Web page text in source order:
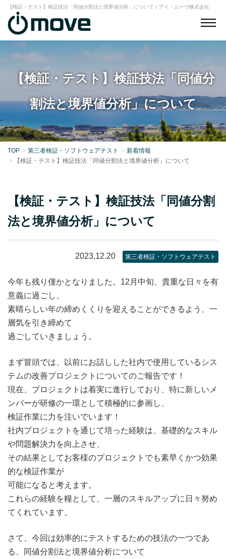
【検証・テスト】検証技法「同値分割法と境界値分析」について｜アイ・ムーヴ株式会社
【検証・テスト】検証技法「同値分
割法と境界値分析」について
TOP 第三者検証・ソフトウェアテスト
新着情報
【検証・テスト】検証技法「同値分割法と境界値分析」について
【検証・テスト】検証技法「同値分割
法と境界値分析」について
2023.12.20 第三者検証・ソフトウェアテスト
今年も残り僅かとなりました。12月中旬、貴重な日々を有
意義に過ごし、
素晴らしい年の締めくくりを迎えることができるよう、一
層気を引き締めて
過ごしていきましょう。
まず冒頭では、以前にお話しした社内で使用しているシス
テムの改善プロジェクトについてのご報告です！
現在、プロジェクトは着実に進行しており、特に新しいメ
ンバーが研修の一環として積極的に参画し、
検証作業に力を注いでいます！
社内プロジェクトを通じて培った経験は、基礎的なスキル
や問題解決力を向上させ、
その結果としてお客様のプロジェクトでも素早くかつ効果
的な検証作業が
可能になると考えます。
これらの経験を糧として、一層のスキルアップに日々努め
てくれています。
さて、今回は効率的にテストするための技法の一つであ
る、同値分割法と境界値分析について